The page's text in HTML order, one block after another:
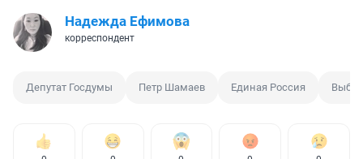
Надежда Ефимова
корреспондент
Депутат Госдумы Петр Шамаев Единая Россия